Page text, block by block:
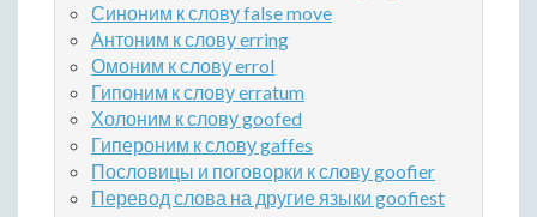
Синоним к слову false move
Антоним к слову erring
Омоним к слову errol
Гипоним к слову erratum
Холоним к слову goofed
Гипероним к слову gaffes
Пословицы и поговорки к слову goofier
Перевод слова на другие языки goofiest